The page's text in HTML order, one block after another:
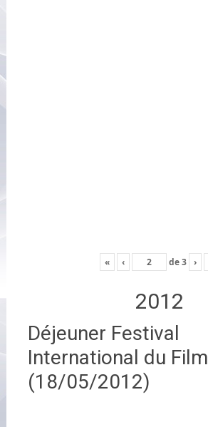
« ‹ de3 ›
2012
Déjeuner Festival
International du Film
(18/05/2012)